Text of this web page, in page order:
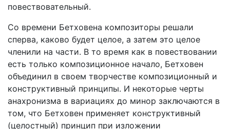
повествовательный.
Со времени Бетховена композиторы решали
сперва, каково будет целое, а затем это целое
членили на части. В то время как в повествовании
есть только композиционное начало, Бетховен
объединил в своем творчестве композиционный и
конструктивный принципы. И некоторые черты
анахронизма в вариациях до минор заключаются в
том, что Бетховен применяет конструктивный
(целостный) принцип при изложении